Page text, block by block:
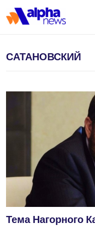
САТАНОВСКИЙ
Тема Нагорного